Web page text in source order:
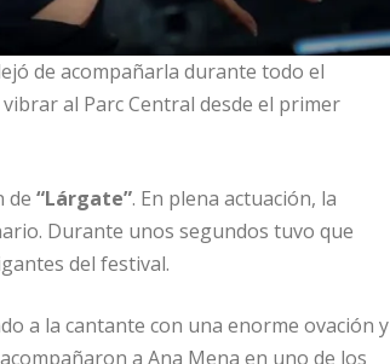
de acompañarla durante todo el
al Parc Central desde el primer
de “Lárgate”. En plena actuación, la
Durante unos segundos tuvo que
del festival.
a la cantante con una enorme ovación y
a Ana Mena en uno de los